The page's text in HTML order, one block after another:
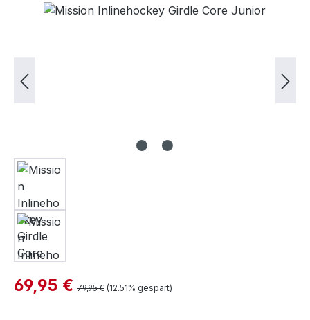
Bildergalerie überspringen
Verkaufspreis:
69,95 € Regulärer Preis:
79,95 € (12.51% gespart)